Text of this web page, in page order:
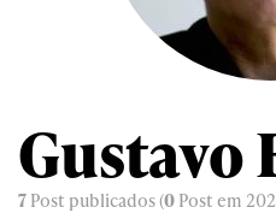
Gustavo
7 Post publicados (0 Post em